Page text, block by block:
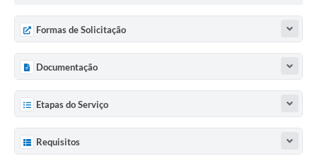
Formas de Solicitação
Documentação
Etapas do Serviço
Requisitos